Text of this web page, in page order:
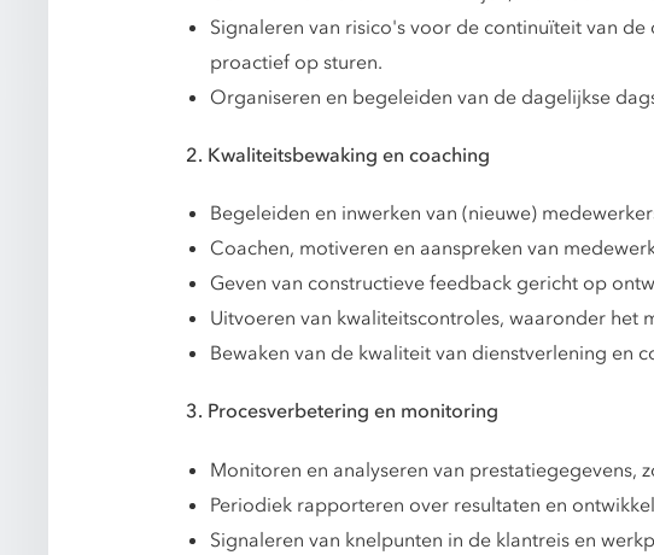
Signaleren van risico's voor de continuïteit van
proactief op sturen.
Organiseren en begeleiden van de dagelijkse
2. Kwaliteitsbewaking en coaching
Begeleiden en inwerken van (nieuwe)
Coachen, motiveren en aanspreken van
Geven van constructieve feedback gericht op
Uitvoeren van kwaliteitscontroles, waaronder het
Bewaken van de kwaliteit van dienstverlening en
3. Procesverbetering en monitoring
Monitoren en analyseren van prestatiegegevens,
Periodiek rapporteren over resultaten en
Signaleren van knelpunten in de klantreis en